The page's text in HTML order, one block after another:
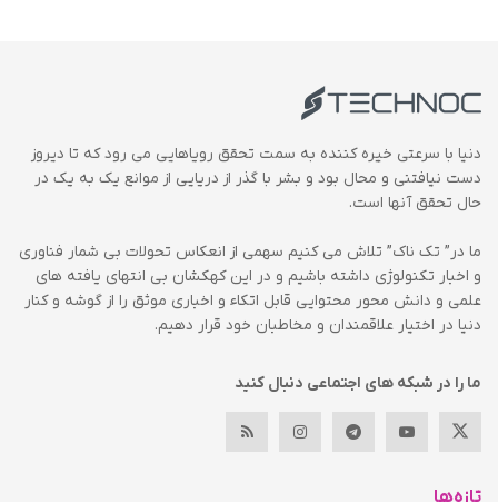
دنیا با سرعتی خیره کننده به سمت تحقق رویاهایی می رود که تا دیروز
دست نیافتنی و محال بود و بشر با گذر از دریایی از موانع یک به یک در
حال تحقق آنها است.
ما در” تک ناک” تلاش می کنیم سهمی از انعکاس تحولات بی شمار فناوری
و اخبار تکنولوژی داشته باشیم و در این کهکشان بی انتهای یافته های
علمی و دانش محور محتوایی قابل اتکاء و اخباری موثق را از گوشه و کنار
دنیا در اختیار علاقمندان و مخاطبان خود قرار دهیم.
ما را در شبکه های اجتماعی دنبال کنید
تازه‌ها